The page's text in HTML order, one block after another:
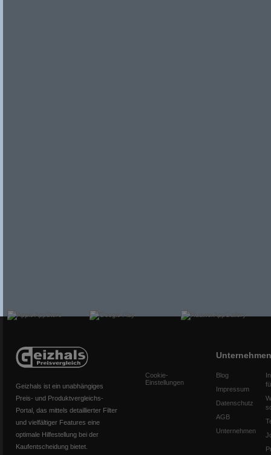
Geizhals ist ein unabhängiges
Preis- und Produktvergleichs-
Portal, das mittels detaillierter Filter
und vielfältiger Features eine
optimale Hilfestellung bei der
Kaufentscheidung bietet.
Cookie-
Einstellungen
Unternehmen
Blog
Impressum
Datenschutz
AGB
Unternehmen